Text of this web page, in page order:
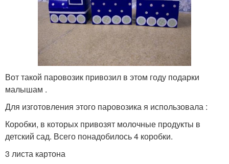
Вот такой паровозик привозил в этом году подарки
малышам .
Для изготовления этого паровозика я использовала :
Коробки, в которых привозят молочные продукты в
детский сад. Всего понадобилось 4 коробки.
3 листа картона